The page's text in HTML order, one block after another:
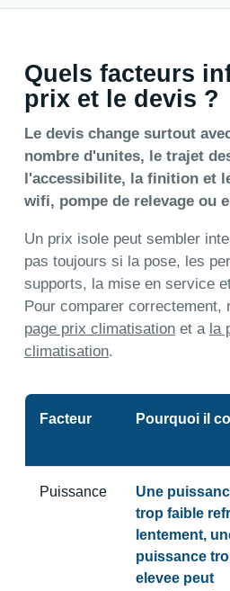
Quels facteurs
prix et le devis ?
Le devis change surtout
nombre d'unites, le trajet
l'accessibilite, la finition et
wifi, pompe de relevage ou
Un prix isole peut sembler
pas toujours si la pose, les
supports, la mise en service
Pour comparer correctement,
page prix climatisationet a la
climatisation.
Facteur Pourquoi il
Puissance
Une
trop faible
lentement,
puissance
elevee peut